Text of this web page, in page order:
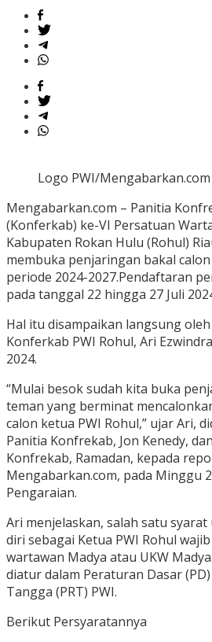
Logo PWI/Mengabarkan.com
Mengabarkan.com – Panitia
(Konferkab) ke-VI Persatuan
Kabupaten Rokan Hulu (Rohul)
membuka penjaringan bakal
periode 2024-2027.Pendaftaran
pada tanggal 22 hingga 27 Juli
Hal itu disampaikan langsung
Konferkab PWI Rohul, Ari
2024.
“Mulai besok sudah kita buka
teman yang berminat
calon ketua PWI Rohul,” ujar Ari,
Panitia Konfrekab, Jon Kenedy,
Konfrekab, Ramadan, kepada
Mengabarkan.com, pada Minggu
Pengaraian.
Ari menjelaskan, salah satu
diri sebagai Ketua PWI Rohul
wartawan Madya atau UKW
diatur dalam Peraturan Dasar
Tangga (PRT) PWI.
Berikut Persyaratannya